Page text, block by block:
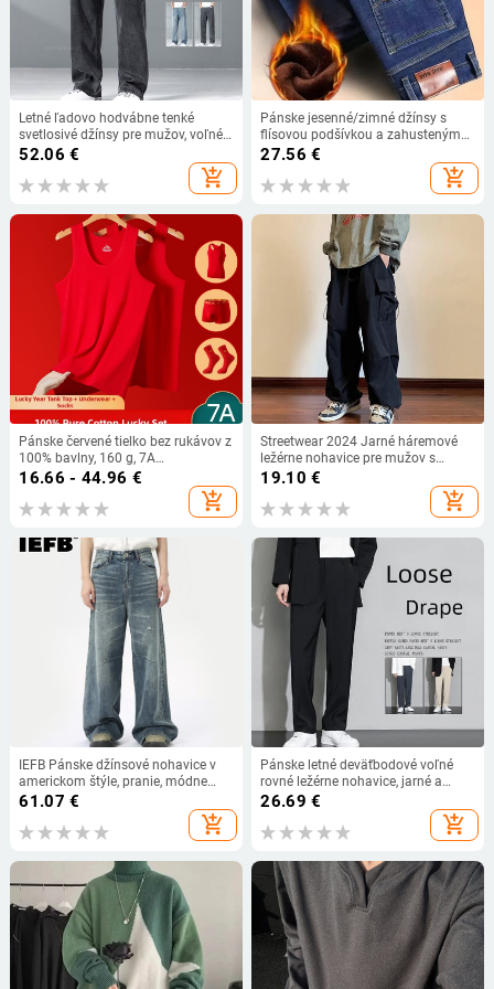
Letné ľadovo hodvábne tenké
svetlosivé džínsy pre mužov, voľné
široké nohavice, plus veľkosť,
ležérne nohavice z vysokej kvality,
strečové mäkké tkaniny
52.06 €
add_shopping_cart
Pánske jesenné/zimné džínsy s
flísovou podšívkou a zahusteným
rovným strihom, voľného strihu,
chladnom počasí
27.56 €
add_shopping_cart
Pánske červené tielko bez rukávov z
100% bavlny, 160 g, 7A
antibakteriálne, tenká spodná
16.66 - 44.96 €
add_shopping_cart
Streetwear 2024 Jarné háremové
ležérne nohavice pre mužov s
elastickým pásom, jednofarebné
vreckami, voľné vreckovité nohavice
19.10 €
add_shopping_cart
IEFB Pánske džínsové nohavice v
americkom štýle, pranie, módne
voľné pánske rovné nohavice,
ležérne široké džínsy, nové leto
2024 9C6303
61.07 €
add_shopping_cart
Pánske letné deväťbodové voľné
rovné ležérne nohavice, jarné a
jesenné, štýlové, ľadovo hodvábne
26.69 €
add_shopping_cart